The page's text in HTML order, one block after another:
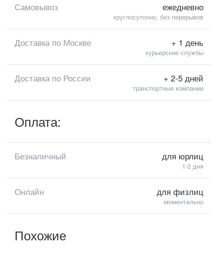
Самовывоз ежедневно
круглосуточно, без перерывов
Доставка по Москве + 1 день
курьерские службы
Доставка по России + 2-5 дней
транспортные компании
Оплата:
Безналичный для юрлиц
1-2 дня
Онлайн для физлиц
моментально
Похожие